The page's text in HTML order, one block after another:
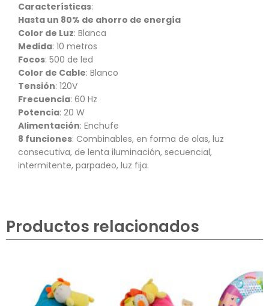
Características:
Hasta un 80% de ahorro de energía
Color de Luz: Blanca
Medida: 10 metros
Focos: 500 de led
Color de Cable: Blanco
Tensión: 120V
Frecuencia: 60 Hz
Potencia: 20 W
Alimentación: Enchufe
8 funciones: Combinables, en forma de olas, luz
consecutiva, de lenta iluminación, secuencial,
intermitente, parpadeo, luz fija.
Productos relacionados